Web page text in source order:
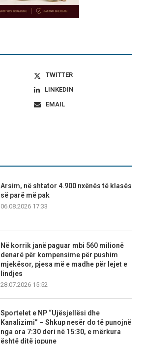
TWITTER
LINKEDIN
EMAIL
Arsim, në shtator 4.900 nxënës të klasës
së parë më pak
06.08.2026 17:33
Në korrik janë paguar mbi 560 milionë
denarë për kompensime për pushim
mjekësor, pjesa më e madhe për lejet e
lindjes
28.07.2026 15:52
Sportelet e NP “Ujësjellësi dhe
Kanalizimi” – Shkup nesër do të punojnë
nga ora 7:30 deri në 15:30, e mërkura
është ditë jopune